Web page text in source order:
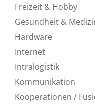
Freizeit & Hobby
Gesundheit &
Hardware
Internet
Intralogistik
Kommunikation
Kooperationen /